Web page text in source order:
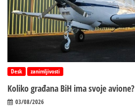
Desk zanimljivosti
Koliko građana BiH ima svoje avione?
03/08/2026